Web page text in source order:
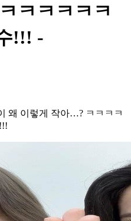
ㅋㅋㅋㅋㅋ
!!! -
왜 이렇게 작아…? ㅋㅋㅋㅋ